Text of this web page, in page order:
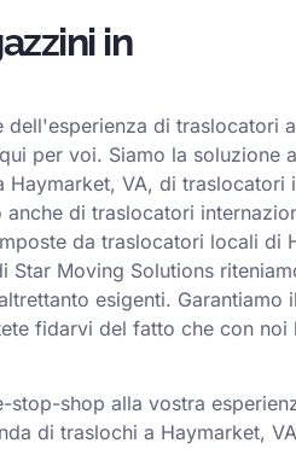
in
di traslocatori
per voi. Siamo la soluzione
VA, di traslocatori
di traslocatori
da traslocatori locali di
Star Moving Solutions
esigenti. Garantiamo
fidarvi del fatto che con noi
stop-shop alla vostra
di traslochi a Haymarket,